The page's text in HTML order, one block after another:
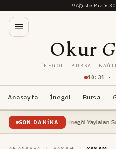
9 Ağustos Paz·☀️
10 : 31 ·
Okur
İNEGÖL · BURSA ·
Anasayfa İnegöl Bursa
SON DAKIKA
Oldu İnegöl Yaylaları Sıcak